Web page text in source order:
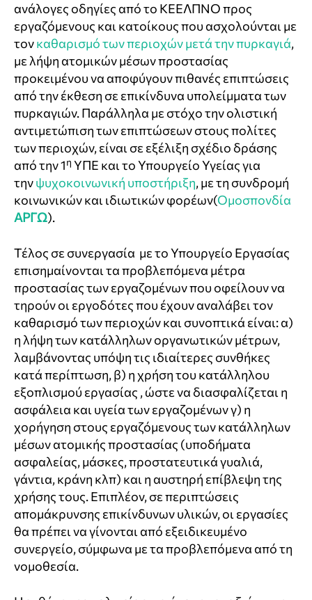
ανάλογες οδηγίες από το ΚΕΕΛΠΝΟ προς
εργαζόμενους και κατοίκους που ασχολούνται με
τονκαθαρισμό των περιοχών μετά την πυρκαγιά,
με λήψη ατομικών μέσων προστασίας
προκειμένου να αποφύγουν πιθανές επιπτώσεις
από την έκθεση σε επικίνδυνα υπολείμματα των
πυρκαγιών. Παράλληλα με στόχο την ολιστική
αντιμετώπιση των επιπτώσεων στους πολίτες
των περιοχών, είναι σε εξέλιξη σχέδιο δράσης
από την 1η ΥΠΕ και το Υπουργείο Υγείας για
τηνψυχοκοινωνική υποστήριξη, με τη συνδρομή
κοινωνικών και ιδιωτικών φορέων(Ομοσπονδία
ΑΡΓΩ).
Τέλος σε συνεργασία με το Υπουργείο Εργασίας
επισημαίνονται τα προβλεπόμενα μέτρα
προστασίας των εργαζομένων που οφείλουν να
τηρούν οι εργοδότες που έχουν αναλάβει τον
καθαρισμό των περιοχών και συνοπτικά είναι: α)
η λήψη των κατάλληλων οργανωτικών μέτρων,
λαμβάνοντας υπόψη τις ιδιαίτερες συνθήκες
κατά περίπτωση, β) η χρήση του κατάλληλου
εξοπλισμού εργασίας , ώστε να διασφαλίζεται η
ασφάλεια και υγεία των εργαζομένων γ) η
χορήγηση στους εργαζόμενους των κατάλληλων
μέσων ατομικής προστασίας (υποδήματα
ασφαλείας, μάσκες, προστατευτικά γυαλιά,
γάντια, κράνη κλπ) και η αυστηρή επίβλεψη της
χρήσης τους. Επιπλέον, σε περιπτώσεις
απομάκρυνσης επικίνδυνων υλικών, οι εργασίες
θα πρέπει να γίνονται από εξειδικευμένο
συνεργείο, σύμφωνα με τα προβλεπόμενα από τη
νομοθεσία.